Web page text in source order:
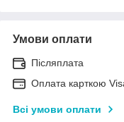
Умови оплати
Післяплата
Оплата карткою
Всі умови оплати